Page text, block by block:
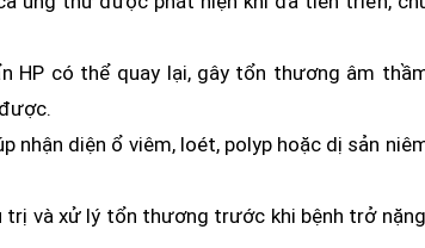
HP có thể quay lại, gây tổn thương âm
nhận diện ổ viêm, loét, polyp hoặc dị sản
và xử lý tổn thương trước khi bệnh trở